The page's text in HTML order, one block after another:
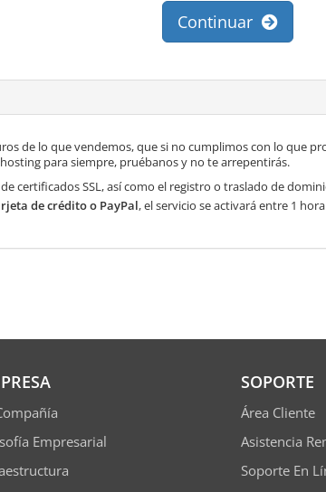
Continuar
de lo que vendemos, que si no cumplimos con lo que
para siempre, pruébanos y no te arrepentirás.
certificados SSL, así como el registro o traslado de
de crédito o PayPal, el servicio se activará entre 1
Empresarial
SOPORTE
Área Cliente
Asistencia
Soporte En